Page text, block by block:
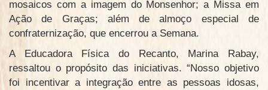
mosaicos com a imagem do Monsenhor; a Missa em
Ação de Graças; além de almoço especial de
confraternização, que encerrou a Semana.
A Educadora Física do Recanto, Marina Rabay,
ressaltou o propósito das iniciativas. “Nosso objetivo
foi incentivar a integração entre as pessoas idosas,